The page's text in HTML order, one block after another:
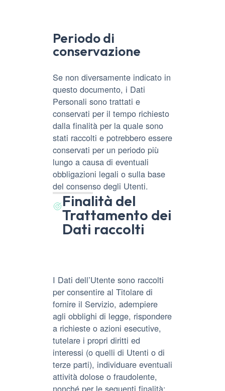
Periodo di
conservazione
Se non diversamente indicato in
questo documento, i Dati
Personali sono trattati e
conservati per il tempo richiesto
dalla finalità per la quale sono
stati raccolti e potrebbero essere
conservati per un periodo più
lungo a causa di eventuali
obbligazioni legali o sulla base
del consenso degli Utenti.
Finalità del
Trattamento dei
Dati raccolti
I Dati dell’Utente sono raccolti
per consentire al Titolare di
fornire il Servizio, adempiere
agli obblighi di legge, rispondere
a richieste o azioni esecutive,
tutelare i propri diritti ed
interessi (o quelli di Utenti o di
terze parti), individuare eventuali
attività dolose o fraudolente,
nonché per le seguenti finalità: